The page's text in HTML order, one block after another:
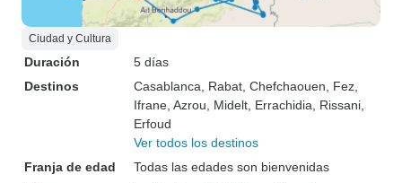
Ciudad y Cultura
Duración
5 días
Destinos
Casablanca , Rabat , Chefchaouen , Fez
Ifrane , Azrou , Midelt , Errachidia , Rissani
Erfoud
Ver todos los destinos
Franja de edad
Todas las edades son bienvenidas